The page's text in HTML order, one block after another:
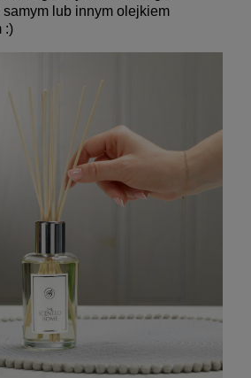
samym lub innym olejkiem
:)